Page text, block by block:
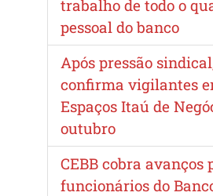
trabalho de todo o
pessoal do banco
Após pressão
confirma vigilantes
Espaços Itaú de
outubro
CEBB cobra avanços
funcionários do